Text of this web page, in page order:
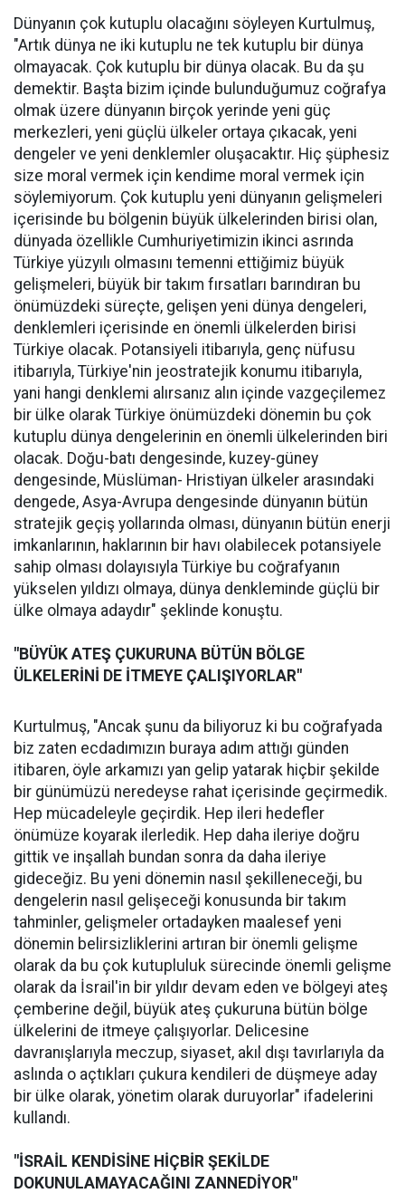
Dünyanın çok kutuplu olacağını söyleyen Kurtulmuş,
"Artık dünya ne iki kutuplu ne tek kutuplu bir dünya
olmayacak. Çok kutuplu bir dünya olacak. Bu da şu
demektir. Başta bizim içinde bulunduğumuz coğrafya
olmak üzere dünyanın birçok yerinde yeni güç
merkezleri, yeni güçlü ülkeler ortaya çıkacak, yeni
dengeler ve yeni denklemler oluşacaktır. Hiç şüphesiz
size moral vermek için kendime moral vermek için
söylemiyorum. Çok kutuplu yeni dünyanın gelişmeleri
içerisinde bu bölgenin büyük ülkelerinden birisi olan,
dünyada özellikle Cumhuriyetimizin ikinci asrında
Türkiye yüzyılı olmasını temenni ettiğimiz büyük
gelişmeleri, büyük bir takım fırsatları barındıran bu
önümüzdeki süreçte, gelişen yeni dünya dengeleri,
denklemleri içerisinde en önemli ülkelerden birisi
Türkiye olacak. Potansiyeli itibarıyla, genç nüfusu
itibarıyla, Türkiye'nin jeostratejik konumu itibarıyla,
yani hangi denklemi alırsanız alın içinde vazgeçilemez
bir ülke olarak Türkiye önümüzdeki dönemin bu çok
kutuplu dünya dengelerinin en önemli ülkelerinden biri
olacak. Doğu-batı dengesinde, kuzey-güney
dengesinde, Müslüman- Hristiyan ülkeler arasındaki
dengede, Asya-Avrupa dengesinde dünyanın bütün
stratejik geçiş yollarında olması, dünyanın bütün enerji
imkanlarının, haklarının bir havı olabilecek potansiyele
sahip olması dolayısıyla Türkiye bu coğrafyanın
yükselen yıldızı olmaya, dünya denkleminde güçlü bir
ülke olmaya adaydır" şeklinde konuştu.
"BÜYÜK ATEŞ ÇUKURUNA BÜTÜN BÖLGE
ÜLKELERİNİ DE İTMEYE ÇALIŞIYORLAR"
Kurtulmuş, "Ancak şunu da biliyoruz ki bu coğrafyada
biz zaten ecdadımızın buraya adım attığı günden
itibaren, öyle arkamızı yan gelip yatarak hiçbir şekilde
bir günümüzü neredeyse rahat içerisinde geçirmedik.
Hep mücadeleyle geçirdik. Hep ileri hedefler
önümüze koyarak ilerledik. Hep daha ileriye doğru
gittik ve inşallah bundan sonra da daha ileriye
gideceğiz. Bu yeni dönemin nasıl şekilleneceği, bu
dengelerin nasıl gelişeceği konusunda bir takım
tahminler, gelişmeler ortadayken maalesef yeni
dönemin belirsizliklerini artıran bir önemli gelişme
olarak da bu çok kutupluluk sürecinde önemli gelişme
olarak da İsrail'in bir yıldır devam eden ve bölgeyi ateş
çemberine değil, büyük ateş çukuruna bütün bölge
ülkelerini de itmeye çalışıyorlar. Delicesine
davranışlarıyla meczup, siyaset, akıl dışı tavırlarıyla da
aslında o açtıkları çukura kendileri de düşmeye aday
bir ülke olarak, yönetim olarak duruyorlar" ifadelerini
kullandı.
"İSRAİL KENDİSİNE HİÇBİR ŞEKİLDE
DOKUNULAMAYACAĞINI ZANNEDİYOR"